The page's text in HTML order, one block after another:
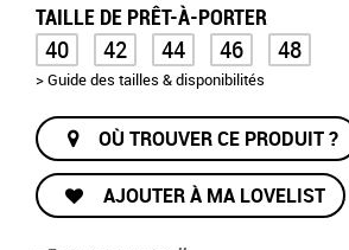
TAILLE DE PRÊT-À-PORTER
40 42 44 46 48
> Guide des tailles & disponibilités
OÙ TROUVER CE PRODUIT ?
AJOUTER À MA LOVELIST